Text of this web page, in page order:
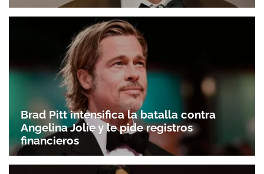
Brad Pitt intensifica la batalla contra
Angelina Jolie y le pide registros
financieros